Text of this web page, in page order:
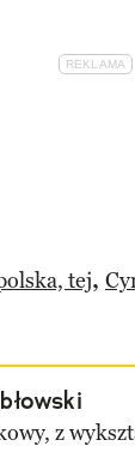
tej,
z